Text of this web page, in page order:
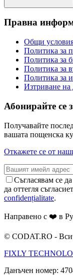
Правна
Общи
Политика за
Политика за
Политика за
Политика за
Изтриване на
Абонирайте се
Получавайте
вашата пощенска
Откажете се от
Съгласявам се
да оттегля
confidențialitate.
Направено с ❤️ в
© CODAT.RO -
FIXLY
Данъчен номер: